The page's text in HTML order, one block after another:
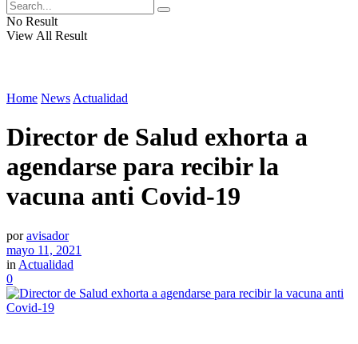
No Result
View All Result
Home News Actualidad
Director de Salud exhorta a
agendarse para recibir la
vacuna anti Covid-19
por avisador
mayo 11, 2021
in Actualidad
0